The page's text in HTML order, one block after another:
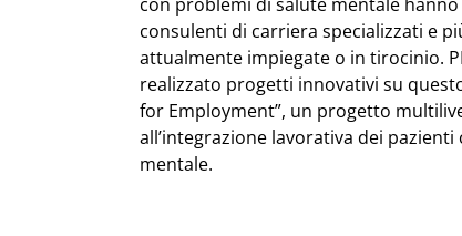
consulenti di carriera specializzati e
attualmente impiegate o in tirocinio.
realizzato progetti innovativi su
for Employment”, un progetto
all’integrazione lavorativa dei
mentale.